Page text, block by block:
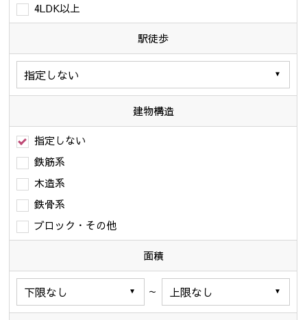
4LDK以上
駅徒歩
建物構造
指定しない
鉄筋系
木造系
鉄骨系
ブロック・その他
面積
～